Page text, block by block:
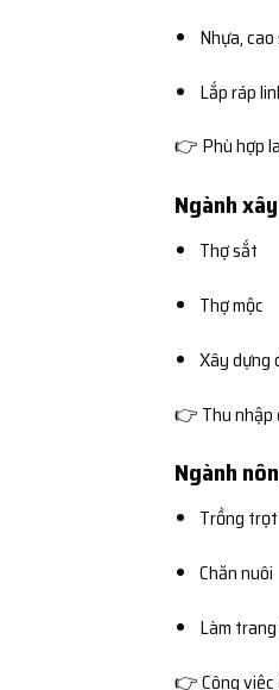
Nhựa, cao
Lắp ráp
👉 Phù hợp
Ngành
Thợ sắt
Thợ mộc
Xây dựng
👉 Thu nhập
Ngành
Trồng trọt
Chăn nuôi
Làm
👉 Công việc